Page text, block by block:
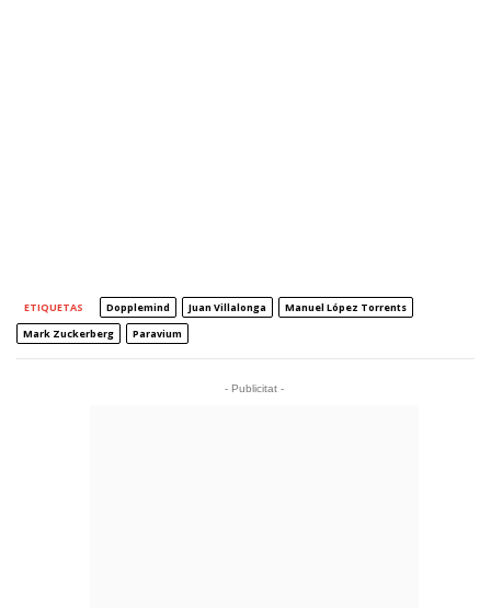
ETIQUETAS Dopplemind Juan Villalonga
Manuel López Torrents
Mark Zuckerberg
Paravium
- Publicitat -